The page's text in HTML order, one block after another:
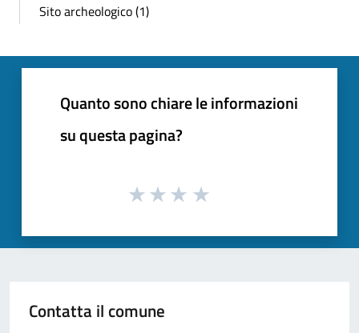
Sito archeologico (1)
Quanto sono chiare le informazioni
su questa pagina?
Contatta il comune